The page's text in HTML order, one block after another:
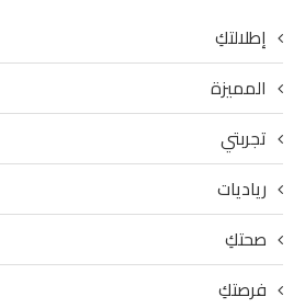
إطلالتكِ
المميزة
تجربتي
رياديات
صحتكِ
فرصتكِ